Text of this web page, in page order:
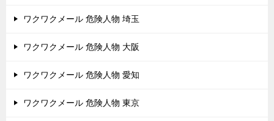
ワクワクメール 危険人物 埼玉
ワクワクメール 危険人物 大阪
ワクワクメール 危険人物 愛知
ワクワクメール 危険人物 東京